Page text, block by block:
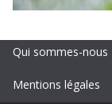
Qui sommes-nous
Mentions légales